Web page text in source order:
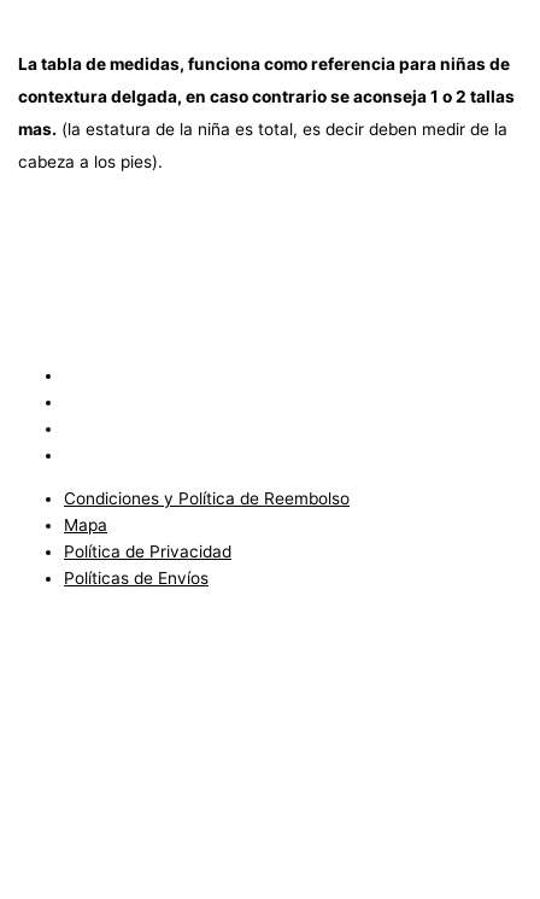
La tabla de medidas, funciona como referencia para niñas de
contextura delgada, en caso contrario se aconseja 1 o 2 tallas
mas. (la estatura de la niña es total, es decir deben medir de la
cabeza a los pies).
Condiciones y Política de Reembolso
Mapa
Política de Privacidad
Políticas de Envíos